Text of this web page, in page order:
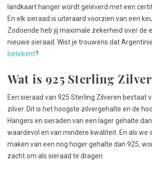
landkaart hanger wordt geleverd met een
En elk sieraad is uiteraard voorzien van een
Zodoende heb jij maximale zekerheid over de
nieuwe sieraad. Wist je trouwens dat
betekent?
Wat is 925 Sterling
Een sieraad van 925 Sterling Zilveren bestaat
zilver. Dit is het hoogste zilvergehalte en de
Hangers en sieraden van een lager gehalte
waardevol en van mindere kwaliteit. En als we
maken van een nog hoger gehalte dan 925,
zacht om als sieraad te dragen.